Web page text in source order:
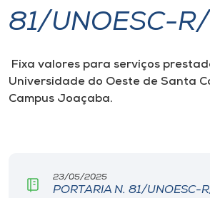
I.nova
Diplomados
81/UNOESC-
Fixa valores para serviços
Universidade do Oeste de Santa
Campus Joaçaba.
23/05/2025
PORTARIA N. 81/UNOESC-